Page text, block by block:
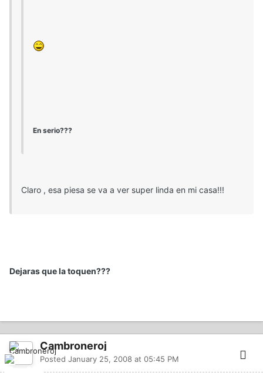
En serio???
Claro , esa piesa se va a ver super linda en mi casa!!!
Dejaras que la toquen???
Cambroneroj
Posted January 25, 2008 at 05:45 PM